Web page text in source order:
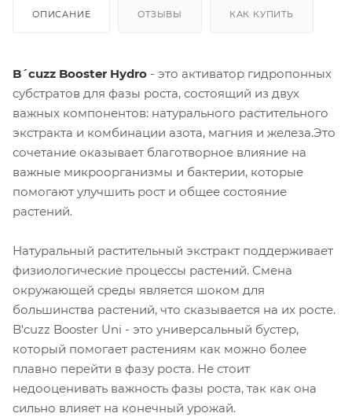
ОПИСАНИЕ ОТЗЫВЫ КАК КУПИТЬ
B´cuzz Booster Hydro - это активатор гидропонных
субстратов для фазы роста, состоящий из двух
важных компонентов: натурального растительного
экстракта и комбинации азота, магния и железа.Это
сочетание оказывает благотворное влияние на
важные микроорганизмы и бактерии, которые
помогают улучшить рост и общее состояние
растений.
Натуральный растительный экстракт поддерживает
физиологические процессы растений. Смена
окружающей среды является шоком для
большинства растений, что сказывается на их росте.
B'cuzz Booster Uni - это универсальный бустер,
который помогает растениям как можно более
плавно перейти в фазу роста. Не стоит
недооценивать важность фазы роста, так как она
сильно влияет на конечный урожай.